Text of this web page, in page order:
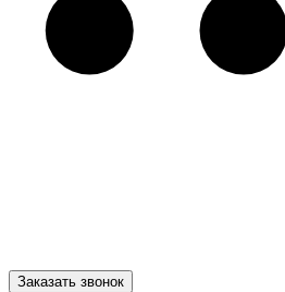
Заказать звонок